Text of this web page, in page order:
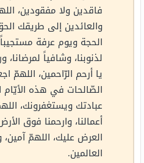
فاقدين ولا مفقودين،
والعائدين إلى طريقك
الحجة ويوم عرفة مستجيباً
لذنوبنا، وشافياً لمرضانا،
يا أرحم الرّاحمين، اللهمّ
الصّالحات في هذه الأيّام
عبادتك ويستغفرونك،
أعمالنا، وارحمنا فوق
العرض عليك، اللهمّ آمين،
العالمين.